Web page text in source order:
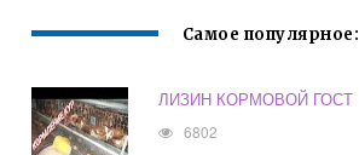
Самое популярное:
ЛИЗИН КОРМОВОЙ ГОСТ
6802